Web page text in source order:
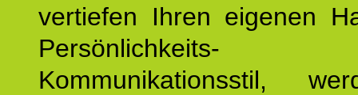
vertiefen Ihren eigenen
Kommunikationsstil,